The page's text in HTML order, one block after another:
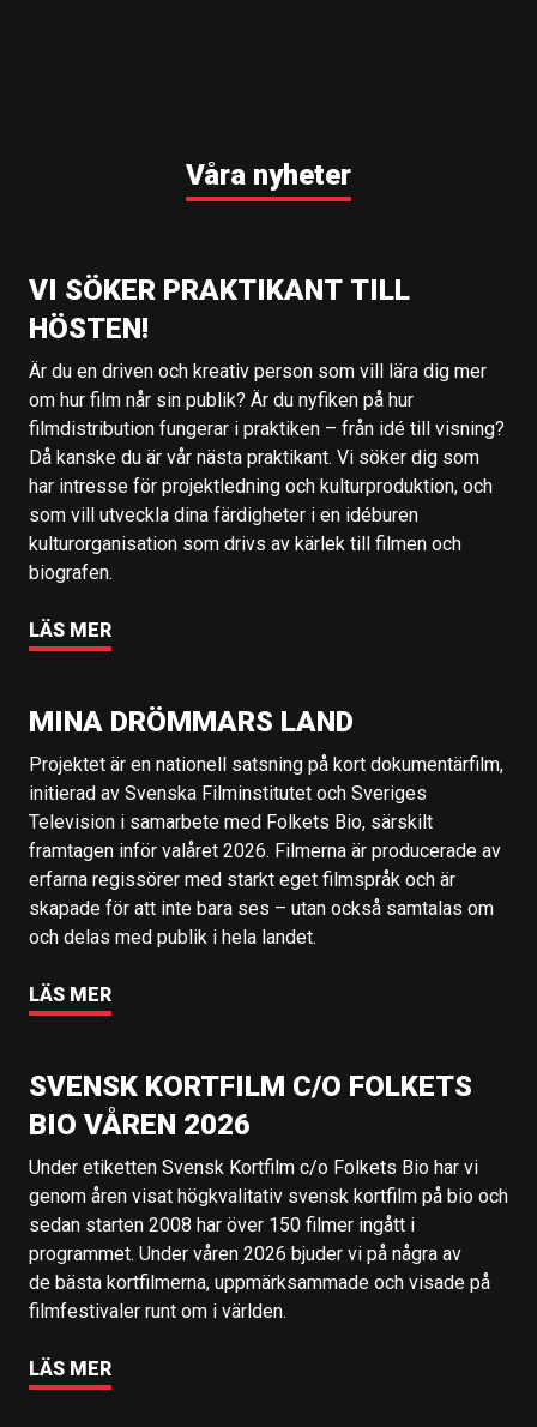
Våra nyheter
VI SÖKER PRAKTIKANT TILL
HÖSTEN!
Är du en driven och kreativ person som vill lära dig mer
om hur film når sin publik? Är du nyfiken på hur
filmdistribution fungerar i praktiken – från idé till visning?
Då kanske du är vår nästa praktikant. Vi söker dig som
har intresse för projektledning och kulturproduktion, och
som vill utveckla dina färdigheter i en idéburen
kulturorganisation som drivs av kärlek till filmen och
biografen.
LÄS MER
MINA DRÖMMARS LAND
Projektet är en nationell satsning på kort dokumentärfilm,
initierad av Svenska Filminstitutet och Sveriges
Television i samarbete med Folkets Bio, särskilt
framtagen inför valåret 2026. Filmerna är producerade av
erfarna regissörer med starkt eget filmspråk och är
skapade för att inte bara ses – utan också samtalas om
och delas med publik i hela landet.
LÄS MER
SVENSK KORTFILM C/O FOLKETS
BIO VÅREN 2026
Under etiketten Svensk Kortfilm c/o Folkets Bio har vi
genom åren visat högkvalitativ svensk kortfilm på bio och
sedan starten 2008 har över 150 filmer ingått i
programmet. Under våren 2026 bjuder vi på några av
de bästa kortfilmerna, uppmärksammade och visade på
filmfestivaler runt om i världen.
LÄS MER